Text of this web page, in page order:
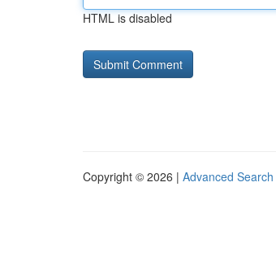
HTML is disabled
Copyright © 2026 | Advanced Search